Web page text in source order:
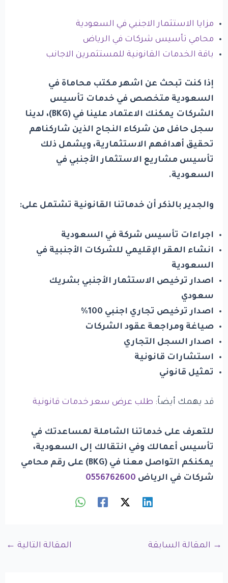
مزايا الاستثمار الاجنبي في السعودية
محامي تأسيس شركات في الرياض
باقة الخدمات القانونية للمستثمرين الاجانب
إذا كنت تبحث عن اشهر مكتب محاماة في
السعودية متخصص في خدمات تأسيس
الشركات يمكنك الاعتماد علينا في (BKG)، لدينا
سجل حافل من شركاء النجاح الذين شاركناهم
تحقيق أهدافهم الاستثمارية، ويشمل ذلك
تأسيس مشاريع الاستثمار الأجنبي في
السعودية.
والجدير بالذكر أن خدماتنا القانونية تشتمل على:
اجراءات تأسيس شركة في السعودية
انشاء المقر الإقليمي للشركات الأجنبية في
السعودية
اصدار ترخيص الاستثمار الأجنبي بشريك
سعودي
اصدار ترخيص تجاري اجنبي 100%
صياغة ومراجعة عقود الشركات
اصدار السجل التجاري
استشارات قانونية
تمثيل قانوني
قد يهمك أيضاً: طلب عرض سعر خدمات قانونية
للتعرف على خدماتنا الشاملة لمساعدتك في
تأسيس أعمالك وفي انتقالك إلى السعودية،
يمكنكم التواصل معنا في(
BKG
) على رقم محامي
شركات في الرياض 0556762600
→ المقالة السابقة المقالة التالية ←